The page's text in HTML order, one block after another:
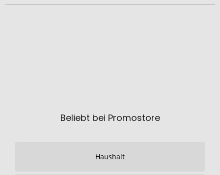
Beliebt bei Promostore
Haushalt